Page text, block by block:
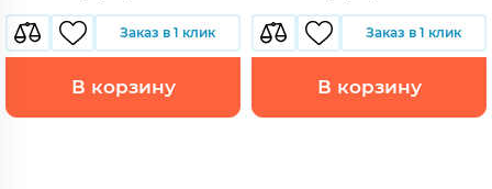
Заказ в 1 клик
В корзину
Заказ в 1 клик
В корзину